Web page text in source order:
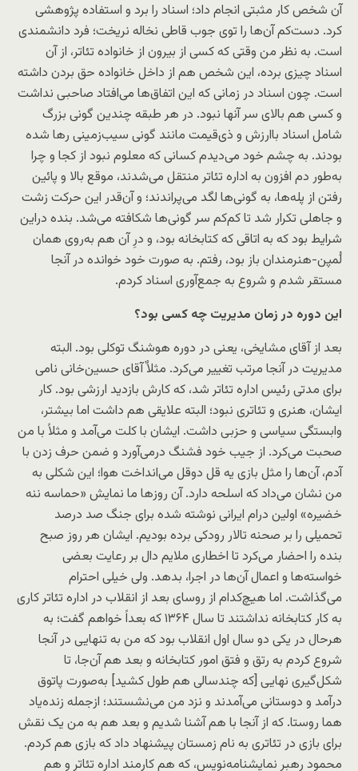
آن شخص کار مثبتی انجام داد؛ اسناد را برد و استفاده پژوهشی
کرد. دست‌کم آن‌ها را توی جوب قاطی نخاله نریخت؛ فرد دانشمندی
است. به نظر من وقتی که کسی از بیرون از خانواده تئاتر، از آن
اسناد چیزی برده، این شخص هم از داخل خانواده حق بردن داشته
است. چون اسناد در زمانی که این اتفاق‌ها می‌افتاد صاحبی نداشت
و کسی هم بالای سر آنها نبود. در هر طبقه چندین گونی بزرگ
شامل اسناد باارزش و ذی‌قیمت مانند گونی سیب‌زمینی رها شده
بودند. به چشم خود می‌دیدم کسانی که معلوم نبود از کجا و چرا
به‌طور دم افزون به اداره تئاتر منتقل می‌شدند، موقع بالا و پائین
رفتن از پله‌ها، به گونی‌ها لگد می‌پراندند؛ و آن‌قدر این حرکت زشت
و جاهلی تکرار شد تا کم‌کم سر گونی‌ها شکافته می‌شد. بنده دراین
شرایط بود که به اتاقی که کتابخانه بود، و درِ آن هم به‌روی همان
لُمپن-هنرمندان باز بود، رفتم. به صورت خود خوانده در آنجا
مستقر شدم و شروع به جمع‌آوری اسناد کردم.
این دوره در زمان مدیریت چه کسی بود؟
بعد از آقای مشایخی، یعنی در دوره هوشنگ توکلی بود. البته
مدیریت در آنجا مرتب تغییر می‌کرد. مثلاٌ آقای حسین‌خانی نامی
برای مدتی رئیس اداره تئاتر شد، که کارش بازدید ارزشی بود. کار
ایشان، هنری و تئاتری نبود؛ البته علایقی هم داشت اما بیشتر،
وابستگی سیاسی و حزبی داشت. ایشان با کلت می‌آمد و مثلاً با من
صحبت می‌کرد. از جیب خود فشنگ درمی‌آورد و ضمن حرف زدن با
آدم، آن‌ها را مثل بازی یه قل دوقل می‌انداخت هوا؛ این شکلی به
من نشان می‌داد که اسلحه دارد. آن روزها ما نمایش «حماسه ننه
خضیره» اولین درام ایرانی نوشته شده برای جنگ صد درصد
تحمیلی را بر صحنه تالار رودکی برده بودیم. ایشان هر روز صبح
بنده را احضار می‌کرد تا اخطاری ملایم دال بر رعایت بعضی
خواسته‌ها و اعمال آن‌ها در اجرا، بدهد. ولی خیلی احترام
می‌گذاشت. اما هیچ‌کدام از روسای بعد از انقلاب در اداره تئاتر کاری
به کار کتابخانه نداشتند تا سال ۱۳۶۴ که بعداً خواهم گفت؛ به
هرحال در یکی دو سال اول انقلاب بود که من به تنهایی در آنجا
شروع کردم به رتق و فتق امور کتابخانه و بعد هم آن‌جا، تا
شکل‌گیری نهایی [که چندسالی هم طول کشید] به‌صورت پاتوق
درآمد و دوستانی می‌آمدند و نزد من می‌نشستند؛ ازجمله زنده‌یاد
هما روستا. که از آنجا با هم آشنا شدیم و بعد هم به من یک نقش
برای بازی در تئاتری به نام زمستان پیشنهاد داد که بازی هم کردم.
محمود رهبر نمایشنامه‌نویس، که هم کارمند اداره تئاتر و هم